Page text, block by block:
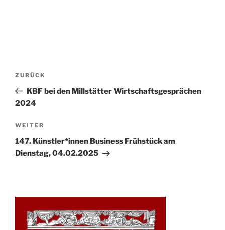
Beitrags-
Vorheriger
Beitrag
ZURÜCK
KBF bei den Millstätter Wirtschaftsgesprächen
2024
Nächster
Beitrag
WEITER
147. Künstler*innen Business Frühstück am
Dienstag, 04.02.2025